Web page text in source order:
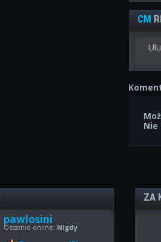
CM
pawlosini
Ostatnio online: Nigdy
ZA